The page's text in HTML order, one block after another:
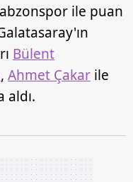
ile puan
Bülent
, Ahmet Çakar ile
aldı.